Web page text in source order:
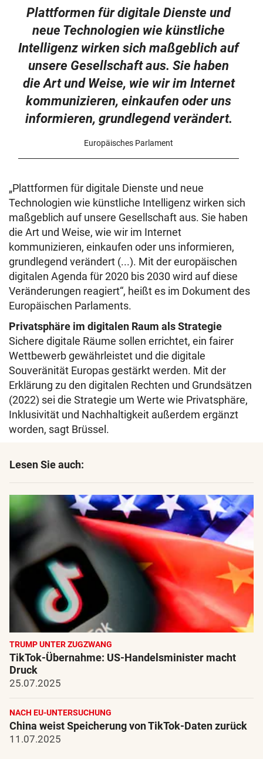
Plattformen für digitale Dienste und
neue Technologien wie künstliche
Intelligenz wirken sich maßgeblich auf
unsere Gesellschaft aus. Sie haben
die Art und Weise, wie wir im Internet
kommunizieren, einkaufen oder uns
informieren, grundlegend verändert.
Europäisches Parlament
„Plattformen für digitale Dienste und neue
Technologien wie künstliche Intelligenz wirken sich
maßgeblich auf unsere Gesellschaft aus. Sie haben
die Art und Weise, wie wir im Internet
kommunizieren, einkaufen oder uns informieren,
grundlegend verändert (...). Mit der europäischen
digitalen Agenda für 2020 bis 2030 wird auf diese
Veränderungen reagiert“, heißt es im Dokument des
Europäischen Parlaments.
Privatsphäre im digitalen Raum als Strategie
Sichere digitale Räume sollen errichtet, ein fairer
Wettbewerb gewährleistet und die digitale
Souveränität Europas gestärkt werden. Mit der
Erklärung zu den digitalen Rechten und Grundsätzen
(2022) sei die Strategie um Werte wie Privatsphäre,
Inklusivität und Nachhaltigkeit außerdem ergänzt
worden, sagt Brüssel.
Lesen Sie auch:
TRUMP UNTER ZUGZWANG
TikTok-Übernahme: US-Handelsminister macht
Druck
25.07.2025
NACH EU-UNTERSUCHUNG
China weist Speicherung von TikTok-Daten zurück
11.07.2025